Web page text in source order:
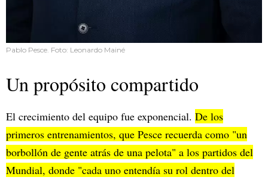
Pablo Pesce. Foto: Leonardo Mainé
Un propósito compartido
El crecimiento del equipo fue exponencial. De los
primeros entrenamientos, que Pesce recuerda como "un
borbollón de gente atrás de una pelota" a los partidos del
Mundial, donde "cada uno entendía su rol dentro del